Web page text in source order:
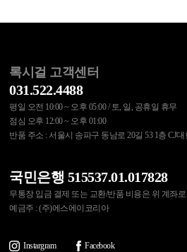
록시걸 고객센터
031.522.4488
평일 오전 10:00 ~ 오후 05:00 / 토, 일, 공휴일 휴무
점심 오후 12:00 ~ 오후 01:00
반품 주소 : 서울시 송파구 동남로 20길 53 1층 CJ
국민은행 515537.01.017828
무통장 입금 결제 또는 교환/반품 비용은 위 계좌
예금주 : (주)에스에이코리아
Instargram Facebook